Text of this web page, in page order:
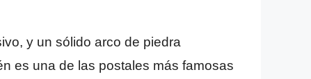
y un sólido arco de piedra
es una de las postales más famosas